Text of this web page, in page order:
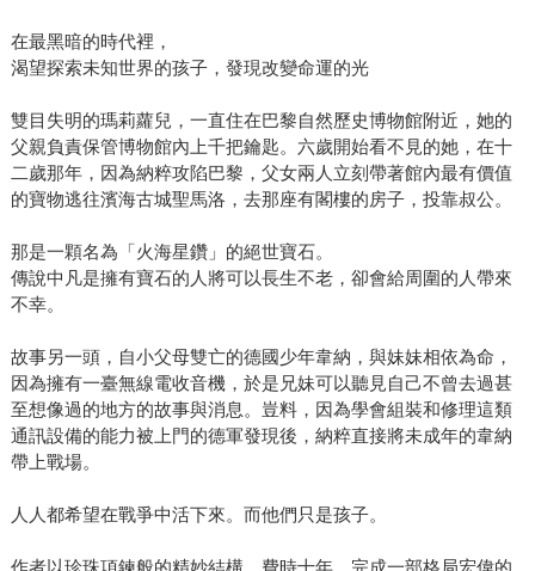
在最黑暗的時代裡，
渴望探索未知世界的孩子，發現改變命運的光
雙目失明的瑪莉蘿兒，一直住在巴黎自然歷史博物館附近，她的
父親負責保管博物館內上千把鑰匙。六歲開始看不見的她，在十
二歲那年，因為納粹攻陷巴黎，父女兩人立刻帶著館內最有價值
的寶物逃往濱海古城聖馬洛，去那座有閣樓的房子，投靠叔公。
那是一顆名為「火海星鑽」的絕世寶石。
傳說中凡是擁有寶石的人將可以長生不老，卻會給周圍的人帶來
不幸。
故事另一頭，自小父母雙亡的德國少年韋納，與妹妹相依為命，
因為擁有一臺無線電收音機，於是兄妹可以聽見自己不曾去過甚
至想像過的地方的故事與消息。豈料，因為學會組裝和修理這類
通訊設備的能力被上門的德軍發現後，納粹直接將未成年的韋納
帶上戰場。
人人都希望在戰爭中活下來。而他們只是孩子。
作者以珍珠項鍊般的精妙結構，費時十年，完成一部格局宏偉的